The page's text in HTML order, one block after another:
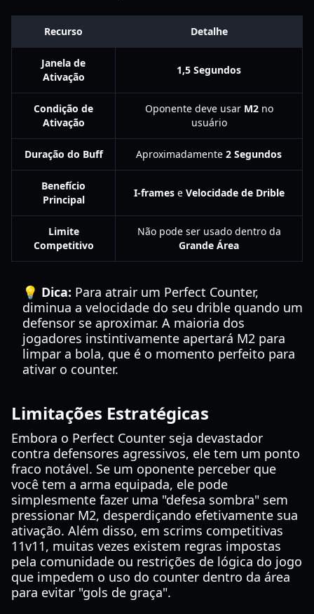
Recurso Detalhe
Janela de
Ativação
1,5 Segundos
Condição de
Ativação
Oponente deve usar M2no
usuário
Duração do Buff Aproximadamente 2 Segundos
Benefício
Principal
I-framese Velocidade de Drible
Limite
Competitivo
Não pode ser usado dentro da
Grande Área
💡 Dica: Para atrair um Perfect Counter,
diminua a velocidade do seu drible quando um
defensor se aproximar. A maioria dos
jogadores instintivamente apertará M2 para
limpar a bola, que é o momento perfeito para
ativar o counter.
Limitações Estratégicas
Embora o Perfect Counter seja devastador
contra defensores agressivos, ele tem um ponto
fraco notável. Se um oponente perceber que
você tem a arma equipada, ele pode
simplesmente fazer uma "defesa sombra" sem
pressionar M2, desperdiçando efetivamente sua
ativação. Além disso, em scrims competitivas
11v11, muitas vezes existem regras impostas
pela comunidade ou restrições de lógica do jogo
que impedem o uso do counter dentro da área
para evitar "gols de graça".